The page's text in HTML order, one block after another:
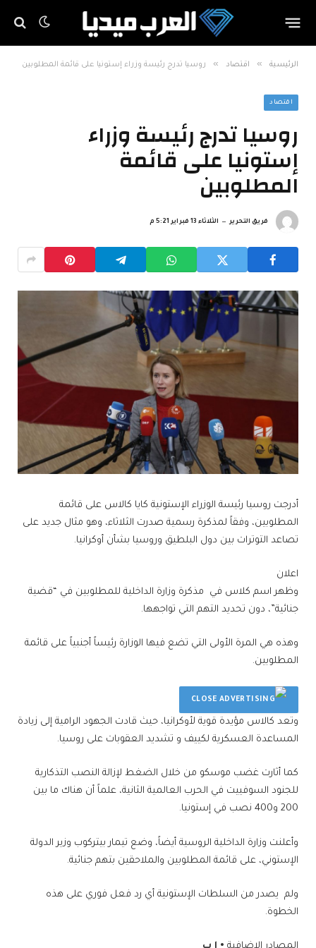
الرئيسية » اقتصاد » روسيا تدرج رئيسة وزراء إستونيا على قائمة المطلوبين
اقتصاد
روسيا تدرج رئيسة وزراء
إستونيا على قائمة
المطلوبين
فريق التحرير الثلاثاء 13 فبراير 5:21 م
أدرجت روسيا رئيسة الوزراء الإستونية كايا كالاس على قائمة
المطلوبين، وفقاً لمذكرة رسمية صدرت الثلاثاء، وهو مثال جديد على
تصاعد التوترات بين دول البلطيق وروسيا بشأن أوكرانيا.
اعلان
وظهر اسم كلاس في مذكرة وزارة الداخلية للمطلوبين في “قضية
جنائية”، دون تحديد التهم التي تواجهها.
وهذه هي المرة الأولى التي تضع فيها الوزارة رئيساً أجنبياً على قائمة
المطلوبين.
وتعد كالاس مؤيدة قوية لأوكرانيا، حيث قادت الجهود الرامية إلى زيادة
المساعدة العسكرية لكييف و تشديد العقوبات على روسيا.
كما أثارت غضب موسكو من خلال الضغط لإزالة النصب التذكارية
للجنود السوفييت في الحرب العالمية الثانية، علماً أن هناك ما بين
200 و400 نصب في إستونيا.
وأعلنت وزارة الداخلية الروسية أيضاً، وضع تيمار بيتركوب وزير الدولة
الإستوني، على قائمة المطلوبين والملاحقين بتهم جنائية.
ولم يصدر من السلطات الإستونية أي رد فعل فوري على هذه
الخطوة.